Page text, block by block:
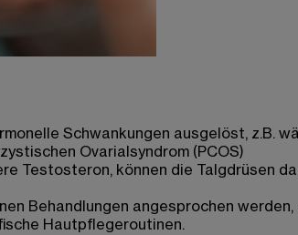
Schwankungen ausgelöst,
Ovarialsyndrom (PCOS)
Testosteron, können die Talgdrüsen
Behandlungen angesprochen
Hautpflegeroutinen.